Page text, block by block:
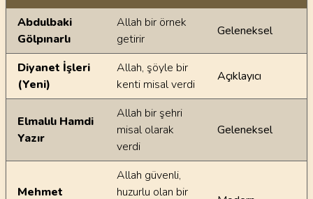
Ayetin meallerindeki dilsel farklılıklar
Abdulbaki
Gölpınarlı
Allah bir örnek
getirir
Geleneksel
Diyanet İşleri
(Yeni)
Allah, şöyle bir
kenti misal verdi
Açıklayıcı
Elmalılı Hamdi
Yazır
Allah bir şehri
misal olarak
verdi
Geleneksel
Mehmet
Allah güvenli,
huzurlu olan bir